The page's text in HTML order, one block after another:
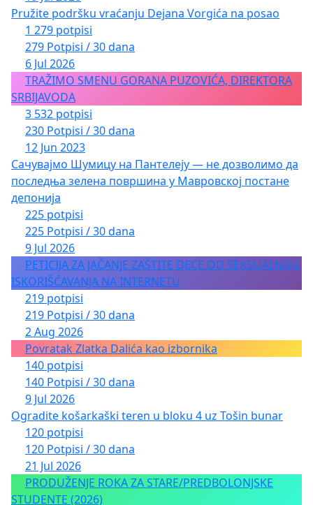
Pružite podršku vraćanju Dejana Vorgića na posao
1 279 potpisi
279 Potpisi / 30 dana
6 Jul 2026
TRAŽIMO SMENU GORANA PUZOVIĆA, DIREKTORA
SRBIJAVODA
3 532 potpisi
230 Potpisi / 30 dana
12 Jun 2023
Сачувајмо Шумицу на Пантелеју — не дозволимо да
последња зелена површина у Мавровској постане
депонија
225 potpisi
225 Potpisi / 30 dana
9 Jul 2026
PETICIJA ZA JAČANJE ZAŠTITE DECE OD SEKSUALNOG
ISKORIŠĆAVANJA NA INTERNETU
219 potpisi
219 Potpisi / 30 dana
2 Aug 2026
Povratak Zlatka Dalića kao izbornika
140 potpisi
140 Potpisi / 30 dana
9 Jul 2026
Ogradite košarkaški teren u bloku 4 uz Tošin bunar
120 potpisi
120 Potpisi / 30 dana
21 Jul 2026
PRODUŽENJE ROKA ZA STARE/PREDBOLONJSKE
STUDENTE (2026)